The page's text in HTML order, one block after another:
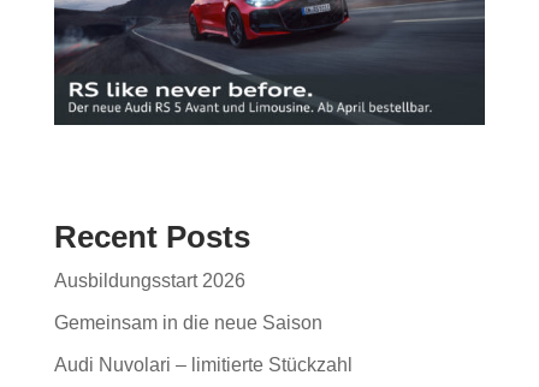
Recent Posts
Ausbildungsstart 2026
Gemeinsam in die neue Saison
Audi Nuvolari – limitierte Stückzahl